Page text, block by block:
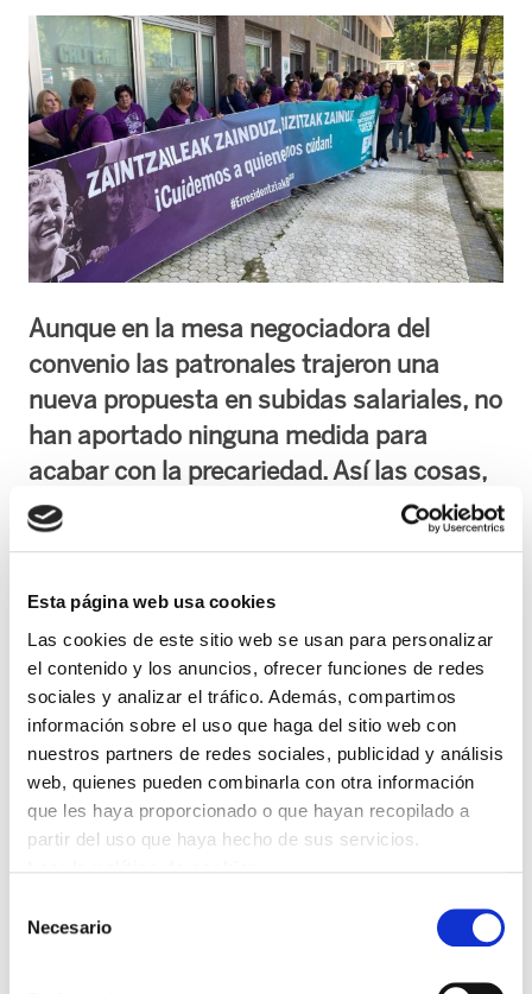
Esta página web usa cookies
Las cookies de este sitio web se usan para personalizar
el contenido y los anuncios, ofrecer funciones de redes
sociales y analizar el tráfico. Además, compartimos
información sobre el uso que haga del sitio web con
nuestros partners de redes sociales, publicidad y análisis
web, quienes pueden combinarla con otra información
que les haya proporcionado o que hayan recopilado a
partir del uso que haya hecho de sus servicios.
Necesario
Aunque en la mesa negociadora del
convenio las patronales trajeron una
nueva propuesta en subidas salariales, no
han aportado ninguna medida para
acabar con la precariedad. Así las cosas,
el sindicato ha convocado nuevas huelgas
en el sector para los días 28, 29 y 30 de
El conflicto de las residencias y centros de día
de Gipuzkoa ha superado los 160 días de
huelga. En este contexto, ha tenido lugar la
mesa negociadora en en Consejo de
Relaciones Laborales, en Donostia.
A principios de abril ELA envió a las tres
Diputación una nueva propuesta que recogía
las reivindicaciones de las trabajadoras para